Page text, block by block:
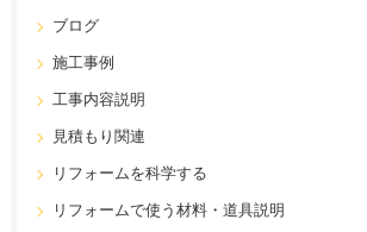
ブログ
施工事例
工事内容説明
見積もり関連
リフォームを科学する
リフォームで使う材料・道具説明